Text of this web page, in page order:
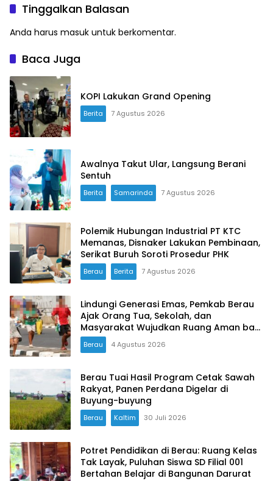
Tinggalkan Balasan
Anda harus masuk untuk berkomentar.
Baca Juga
KOPI Lakukan Grand Opening
Berita 7 Agustus 2026
Awalnya Takut Ular, Langsung Berani
Sentuh
Berita Samarinda 7 Agustus 2026
Polemik Hubungan Industrial PT KTC
Memanas, Disnaker Lakukan Pembinaan,
Serikat Buruh Soroti Prosedur PHK
Berau Berita 7 Agustus 2026
Lindungi Generasi Emas, Pemkab Berau
Ajak Orang Tua, Sekolah, dan
Masyarakat Wujudkan Ruang Aman bagi
Anak
Berau 4 Agustus 2026
Berau Tuai Hasil Program Cetak Sawah
Rakyat, Panen Perdana Digelar di
Buyung-buyung
Berau Kaltim 30 Juli 2026
Potret Pendidikan di Berau: Ruang Kelas
Tak Layak, Puluhan Siswa SD Filial 001
Bertahan Belajar di Bangunan Darurat